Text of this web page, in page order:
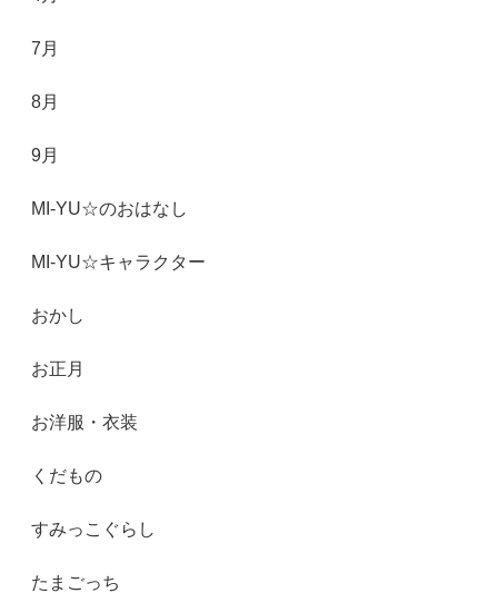
7月
8月
9月
MI-YU☆のおはなし
MI-YU☆キャラクター
おかし
お正月
お洋服・衣装
くだもの
すみっこぐらし
たまごっち